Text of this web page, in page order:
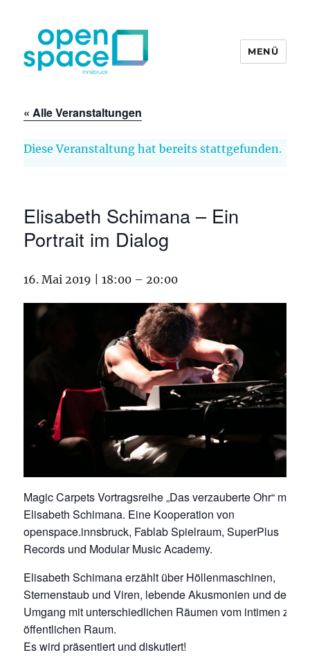
MENÜ
« Alle Veranstaltungen
Diese Veranstaltung hat bereits stattgefunden.
Elisabeth Schimana – Ein
Portrait im Dialog
16. Mai 2019 | 18:00 –20:00
Magic Carpets Vortragsreihe „Das verzauberte Ohr“ mit
Elisabeth Schimana. Eine Kooperation von
openspace.innsbruck, Fablab Spielraum, SuperPlus
Records und Modular Music Academy.
Elisabeth Schimana erzählt über Höllenmaschinen,
Sternenstaub und Viren, lebende Akusmonien und den
Umgang mit unterschiedlichen Räumen vom intimen zum
öffentlichen Raum.
Es wird präsentiert und diskutiert!